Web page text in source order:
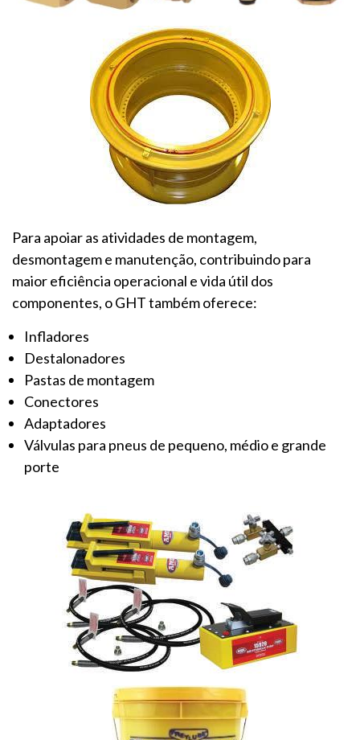
Para apoiar as atividades de montagem,
desmontagem e manutenção, contribuindo para
maior eficiência operacional e vida útil dos
componentes, o GHT também oferece:
Infladores
Destalonadores
Pastas de montagem
Conectores
Adaptadores
Válvulas para pneus de pequeno, médio e grande
porte